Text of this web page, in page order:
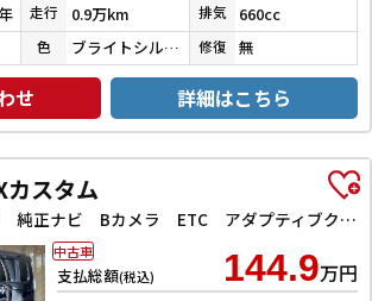
走行 0.9万km 排気 660cc
色 ブライトシルバーメタリック 修復 無
せ 詳細はこちら
カスタム
L HondaSENSING 純正ナビ Bカメラ ETC アダプティブクルーズコントロール 左パワースライドドア 前席シートヒーター LEDヘッドライト フォグライト スマートキー プッシュスタート
支払総額(税込) 144.9万円
中古車